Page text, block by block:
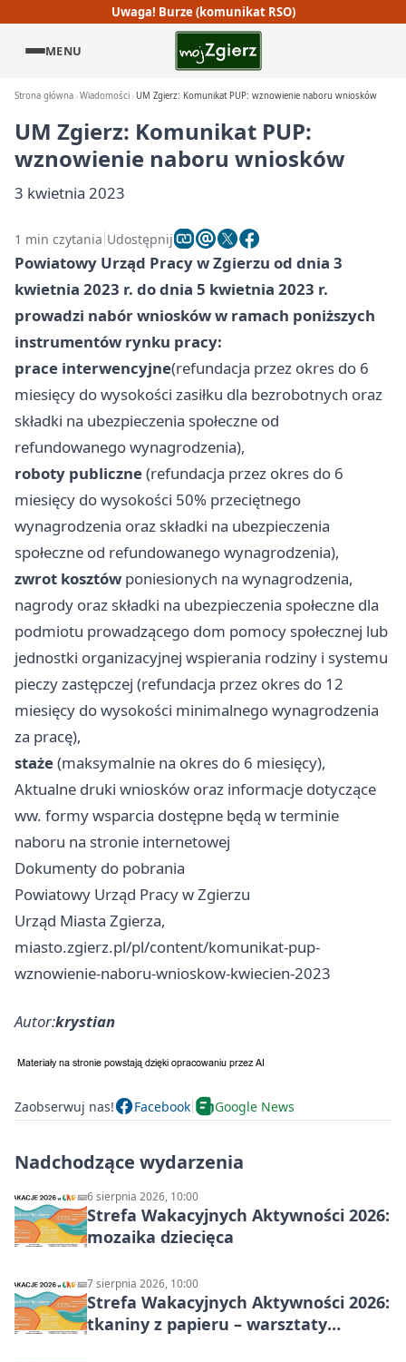
Uwaga! Burze (komunikat RSO)
MENU
Strona główna Wiadomości UM Zgierz: Komunikat PUP: wznowienie naboru wniosków
UM Zgierz: Komunikat PUP:
wznowienie naboru wniosków
3 kwietnia 2023
1 min czytania Udostępnij
Powiatowy Urząd Pracy w Zgierzu od dnia 3
kwietnia 2023 r. do dnia 5 kwietnia 2023 r.
prowadzi nabór wniosków w ramach poniższych
instrumentów rynku pracy:
prace interwencyjne(refundacja przez okres do 6
miesięcy do wysokości zasiłku dla bezrobotnych oraz
składki na ubezpieczenia społeczne od
refundowanego wynagrodzenia),
roboty publiczne(refundacja przez okres do 6
miesięcy do wysokości 50% przeciętnego
wynagrodzenia oraz składki na ubezpieczenia
społeczne od refundowanego wynagrodzenia),
zwrot kosztów poniesionych na wynagrodzenia,
nagrody oraz składki na ubezpieczenia społeczne dla
podmiotu prowadzącego dom pomocy społecznej lub
jednostki organizacyjnej wspierania rodziny i systemu
pieczy zastępczej (refundacja przez okres do 12
miesięcy do wysokości minimalnego wynagrodzenia
za pracę),
staże(maksymalnie na okres do 6 miesięcy),
Aktualne druki wniosków oraz informacje dotyczące
ww. formy wsparcia dostępne będą w terminie
naboru na stronie internetowej
Dokumenty do pobrania
Powiatowy Urząd Pracy w Zgierzu
Urząd Miasta Zgierza,
miasto.zgierz.pl/pl/content/komunikat-pup-
wznowienie-naboru-wnioskow-kwiecien-2023
Autor:krystian
Zaobserwuj nas! Facebook Google News
Nadchodzące wydarzenia
6 sierpnia 2026, 10:00
Strefa Wakacyjnych Aktywności 2026:
mozaika dziecięca
7 sierpnia 2026, 10:00
Strefa Wakacyjnych Aktywności 2026:
tkaniny z papieru – warsztaty